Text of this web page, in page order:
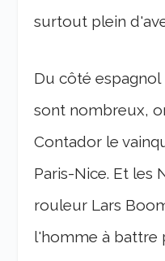
surtout plein
Du côté
sont nombreux,
Contador le
Paris-Nice. Et les
rouleur Lars
l'homme à battre